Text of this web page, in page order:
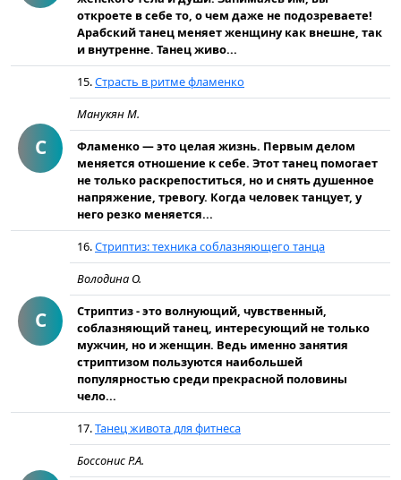
откроете в себе то, о чем даже не подозреваете!
Арабский танец меняет женщину как внешне, так
и внутренне. Танец живо...
С
15.Страсть в ритме фламенко
Манукян М.
Фламенко — это целая жизнь. Первым делом
меняется отношение к себе. Этот танец помогает
не только раскрепоститься, но и снять душенное
напряжение, тревогу. Когда человек танцует, у
него резко меняется...
С
16.Стриптиз: техника соблазняющего танца
Володина О.
Стриптиз - это волнующий, чувственный,
соблазняющий танец, интересующий не только
мужчин, но и женщин. Ведь именно занятия
стриптизом пользуются наибольшей
популярностью среди прекрасной половины
чело...
17.Танец живота для фитнеса
Боссонис Р.А.